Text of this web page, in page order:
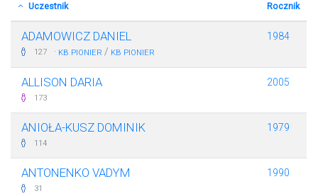
Uczestnik Rocznik
ADAMOWICZ DANIEL
127 · KB PIONIER / KB PIONIER
1984
ALLISON DARIA
173
2005
ANIOŁA-KUSZ DOMINIK
114
1979
ANTONENKO VADYM
31
1990